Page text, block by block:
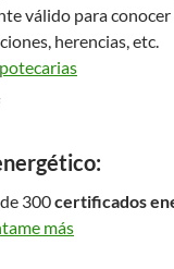
válido para
herencias, etc.
300certificados
más